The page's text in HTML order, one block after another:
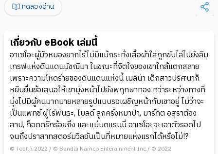
ทดลองอ่าน
เกี่ยวกับ eBook เล่มนี้
อาเซโอะผู้มัวหมองยากไร้ไม่มีแม้กระทั่งเสื้อผ้าใส่ถูกขับไล่ไปยังลิม
เกรฟแห่งดินแดนมัชฌิมา ในขณะที่จิตใจของเขาใกล้แตกสลาย
เพราะความโหดร้ายของดินแดนแห่งนี้ เมลิน่า เด็กสาวปริศนาก็
หยิบยื่นข้อเสนอให้เขามุ่งหน้าไปยังพฤกษาทอง ทว่าระหว่างทางที่
มุ่งไปมีผู้คนมากมายหลายรูปแบบรอเผชิญหน้ากับเขาอยู่ ไม่ว่าจะ
เป็นแพทช์ ผู้ไร้พันธะ, ไบลด์ ลูกครึ่งหมาป่า, มาร์กิต อสุราต้อง
สาป, ก็อดดริกร้อยกิ่ง และแม่มดแรนนี่ อาเซโอะจะเอาตัวรอดไป
จนถึงปราสาทสตอร์มวีลอันเป็นที่หมายแห่งแรกได้หรือไม่!?
© Tobita 2022 / © Bandai Namco Enterainment Inc./ © 2022